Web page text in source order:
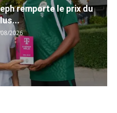
remporte le prix du
2026